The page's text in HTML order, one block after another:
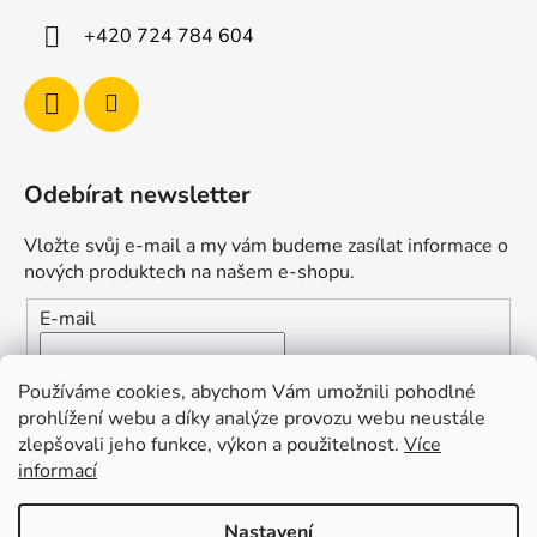
Používáme cookies, abychom Vám umožnili pohodlné
prohlížení webu a díky analýze provozu webu neustále
zlepšovali jeho funkce, výkon a použitelnost. Více
informací
+420 724 784 604
Odebírat newsletter
Vložte svůj e-mail a my vám budeme zasílat informace o
nových produktech na našem e-shopu.
E-mail
Vložením e-mailu souhlasíte s
podmínkami ochrany
osobních údajů
PŘIHLÁSIT SE